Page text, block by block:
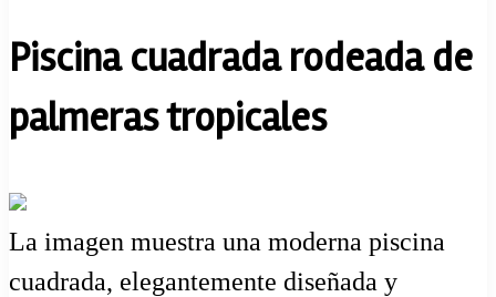
Piscina cuadrada rodeada de
palmeras tropicales
La imagen muestra una moderna piscina
cuadrada, elegantemente diseñada y